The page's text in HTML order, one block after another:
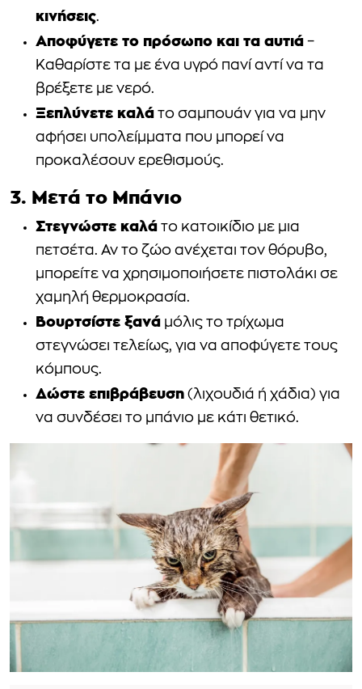
κινήσεις.
Αποφύγετε το πρόσωπο και τα αυτιά –
Καθαρίστε τα με ένα υγρό πανί αντί να τα
βρέξετε με νερό.
Ξεπλύνετε καλά το σαμπουάν για να μην
αφήσει υπολείμματα που μπορεί να
προκαλέσουν ερεθισμούς.
3. Μετά το Μπάνιο
Στεγνώστε καλά το κατοικίδιο με μια
πετσέτα. Αν το ζώο ανέχεται τον θόρυβο,
μπορείτε να χρησιμοποιήσετε πιστολάκι σε
χαμηλή θερμοκρασία.
Βουρτσίστε ξανά μόλις το τρίχωμα
στεγνώσει τελείως, για να αποφύγετε τους
κόμπους.
Δώστε επιβράβευση (λιχουδιά ή χάδια) για
να συνδέσει το μπάνιο με κάτι θετικό.